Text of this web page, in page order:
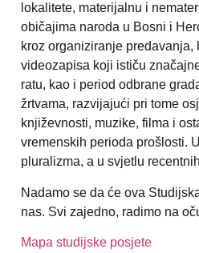
lokalitete, materijalnu i
običajima naroda u Bosni i
kroz organiziranje
videozapisa koji ističu
ratu, kao i period odbrane
žrtvama, razvijajući pri tome
književnosti, muzike, filma i
vremenskih perioda prošlosti.
pluralizma, a u svjetlu
Nadamo se da će ova
nas. Svi zajedno, radimo na
Mapa studijske posjete